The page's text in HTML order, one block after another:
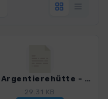
02 Argentierehütte - Col du Chardonnet - Trienthütte.gpx
29.31 KB